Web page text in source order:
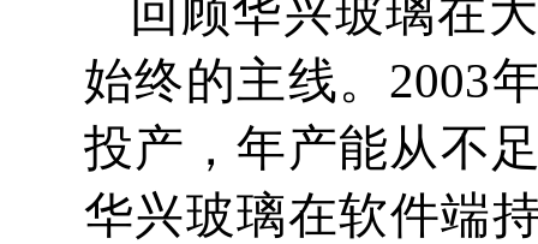
回顾华兴玻璃在
始终的主线。2003
投产，年产能从不
华兴玻璃在软件端